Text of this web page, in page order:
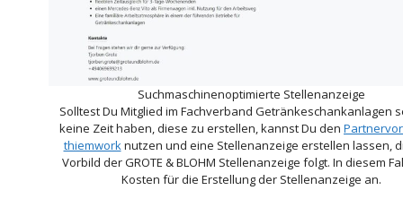
Suchmaschinenoptimierte Stellenanzeige
Solltest Du Mitglied im Fachverband Getränkeschankanlagen
keine Zeit haben, diese zu erstellen, kannst Du den
thiemworknutzen und eine Stellenanzeige erstellen lassen,
Vorbild der GROTE & BLOHM Stellenanzeige folgt. In diesem
Kosten für die Erstellung der Stellenanzeige an.